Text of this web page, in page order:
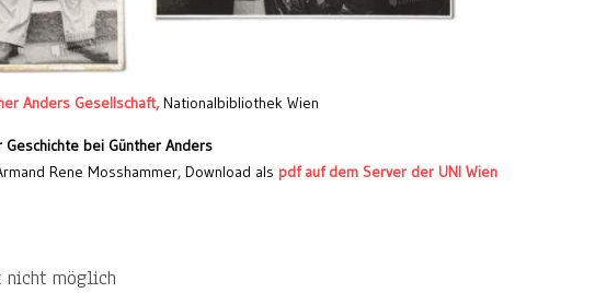
Anders Gesellschaft, Nationalbibliothek Wien
bei Günther Anders
Rene Mosshammer, Download als pdf auf dem Server der UNI Wien
nicht möglich